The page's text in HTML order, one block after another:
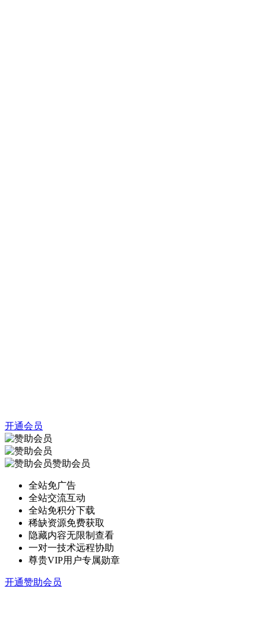
开通会员
赞助会员
全站免广告
全站交流互动
全站免积分下载
稀缺资源免费获取
隐藏内容无限制查看
一对一技术远程协助
尊贵VIP用户专属勋章
开通赞助会员